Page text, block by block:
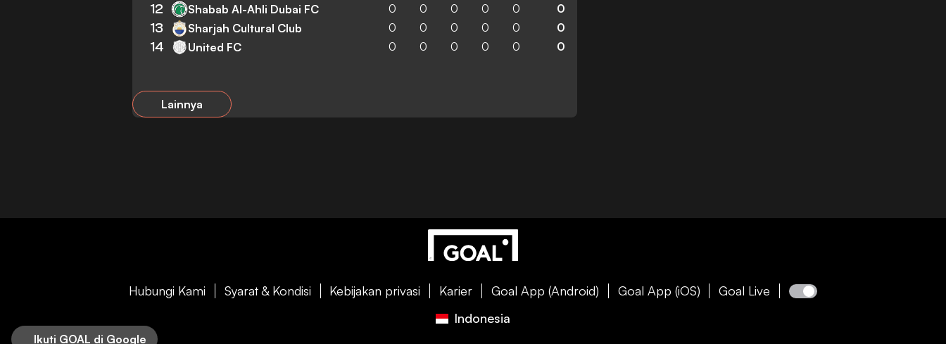
12 Shabab Al-Ahli Dubai FC 0 0 0 0 0 0
13 Sharjah Cultural Club 0 0 0 0 0 0
14 United FC 0 0 0 0 0 0
Lainnya
Hubungi Kami Syarat & Kondisi Kebijakan privasi Karier Goal App (Android) Goal App (iOS)
Goal Live
Indonesia
Ikuti GOAL di Google